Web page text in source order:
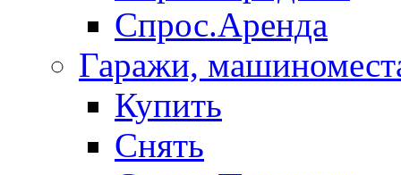
Спрос.Аренда
Гаражи,
Купить
Снять